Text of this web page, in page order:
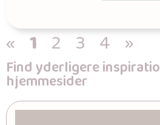
« 1 2 3 4 »
Find yderligere
hjemmesider